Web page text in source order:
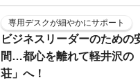
専用デスクが細やかにサポート
ビジネスリーダーのための
間…都心を離れて軽井沢の
荘」へ！